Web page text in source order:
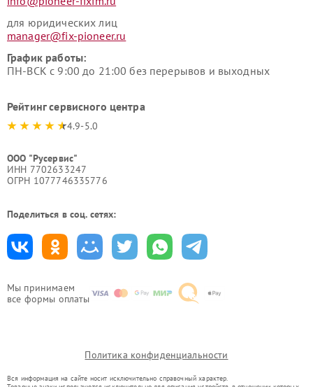
Мы принимаем
все формы оплаты
для юридических лиц
manager@fix-pioneer.ru
График работы:
ПН-ВСК с 9:00 до 21:00 без перерывов и выходных
Рейтинг сервисного центра
4.9-5.0
ООО "Русервис"
ИНН 7702633247
ОГРН 1077746335776
Поделиться в соц. сетях:
Политика конфиденциальности
Вся информация на сайте носит исключительно справочный характер.